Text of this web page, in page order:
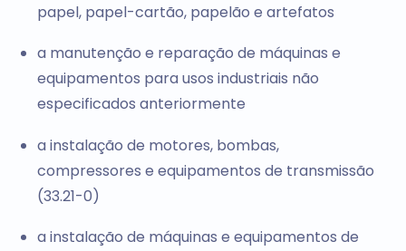
papel, papel-cartão, papelão e artefatos
a manutenção e reparação de máquinas e
equipamentos para usos industriais não
especificados anteriormente
a instalação de motores, bombas,
compressores e equipamentos de transmissão
(33.21-0)
a instalação de máquinas e equipamentos de